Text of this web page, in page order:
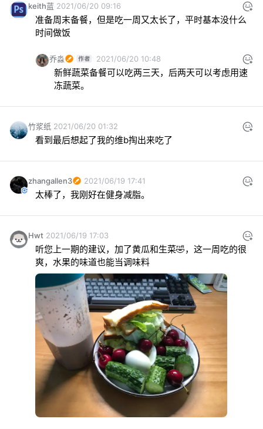
keith蓝 2021/06/20 09:16
准备周末备餐，但是吃一周又太长了，平时基本没什么
时间做饭
乔淼 2021/06/20 10:48
新鲜蔬菜备餐可以吃两三天，后两天可以考虑用速
冻蔬菜。
竹浆纸 2021/06/20 01:32
看到最后想起了我的维b掏出来吃了
zhangallen3 2021/06/19 17:41
太棒了，我刚好在健身减脂。
Hwt 2021/06/19 17:03
听您上一期的建议，加了黄瓜和生菜🤣，这一周吃的很
爽，水果的味道也能当调味料